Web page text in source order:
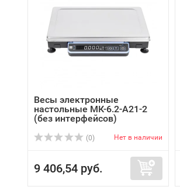
Весы электронные
настольные МК-6.2-А21-2
(без интерфейсов)
(0) Нет в наличии
9 406,54 руб.